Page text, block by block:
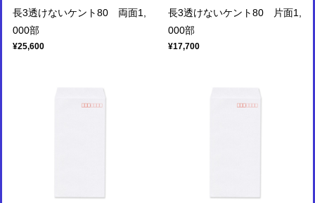
長3透けないケント80 両面1,
000部
¥25,600
長3透けないケント80 片面1,
000部
¥17,700